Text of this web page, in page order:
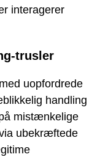
interagerer
trusler
uopfordrede
handling
mistænkelige
ubekræftede